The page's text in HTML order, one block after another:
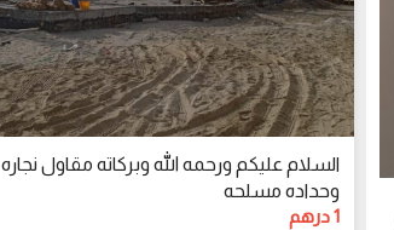
السلام عليكم ورحمه الله وبركاته مقاول نجاره
وحداده مسلحه
1 درهم